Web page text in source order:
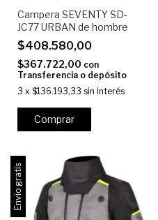
Campera SEVENTY SD-
JC77 URBAN de hombre
$408.580,00
$367.722,00 con
Transferencia o depósito
3 x $136.193,33 sin interés
Comprar
Envío gratis